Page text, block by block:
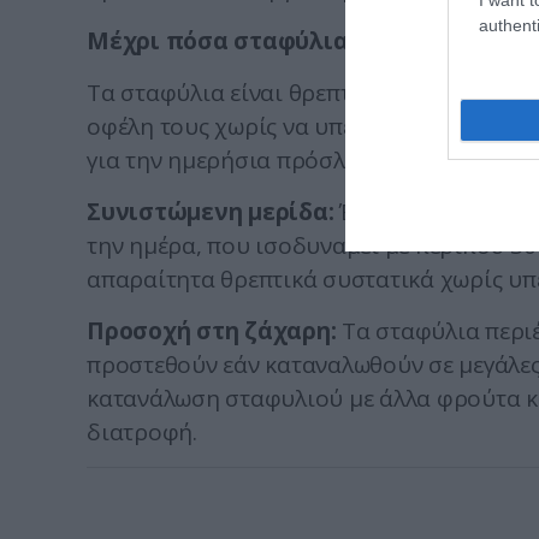
Μέχρι πόσα σταφύλια να τρώτε την
Τα σταφύλια είναι θρεπτικά, αλλά η
οφέλη τους χωρίς να υπερκαταναλώσετε
για την ημερήσια πρόσληψη σταφυλιών:
Συνιστώμενη μερίδα:Ένα λογικό
την ημέρα, που ισοδυναμεί με περίπου
απαραίτητα θρεπτικά συστατικά χωρίς
Προσοχή στη ζάχαρη: Τα σταφύλια
προστεθούν εάν καταναλωθούν σε
κατανάλωση σταφυλιού με άλλα φρούτα
διατροφή.